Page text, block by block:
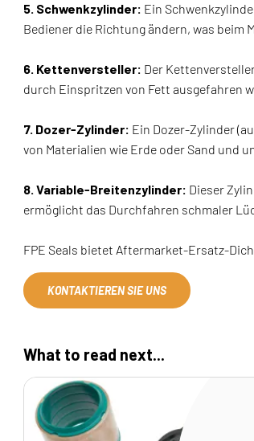
5. Schwenkzylinder: Ein
Bediener die Richtung ändern, was beim
6. Kettenversteller: Der
durch Einspritzen von Fett ausgefahren
7. Dozer‑Zylinder: Ein Dozer‑Zylinder
von Materialien wie Erde oder Sand und
8. Variable‑Breitenzylinder: Dieser
ermöglicht das Durchfahren schmaler
FPE Seals bietet
KONTAKTIEREN SIE UNS
What to read next...